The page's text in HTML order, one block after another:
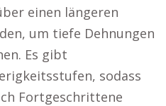
einen längeren
um tiefe Dehnungen
Es gibt
sodass
Fortgeschrittene